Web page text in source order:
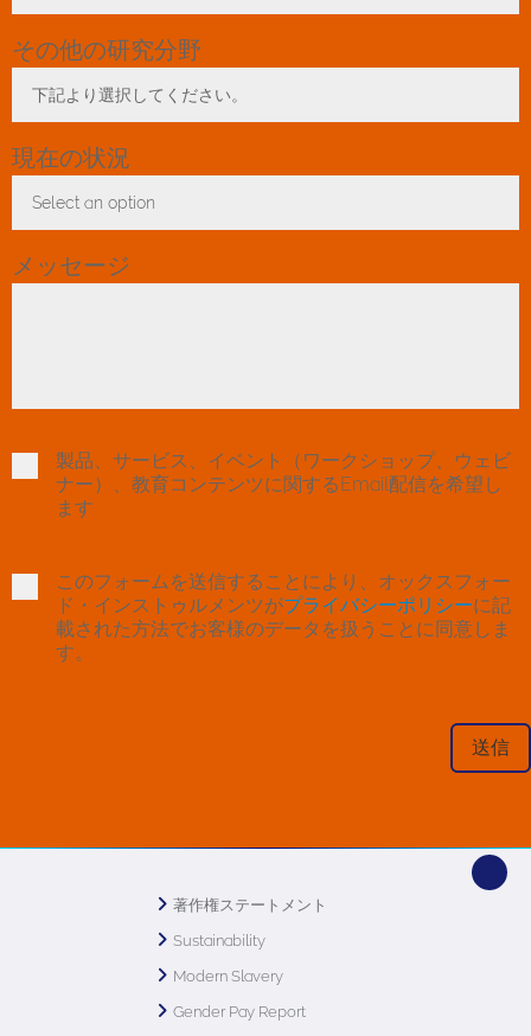
その他の研究分野
下記より選択してください。
現在の状況
Select an option
メッセージ
製品、サービス、イベント（ワークショップ、ウェビ
ナー）、教育コンテンツに関するEmail配信を希望し
ます
このフォームを送信することにより、オックスフォー
ド・インストゥルメンツがプライバシーポリシーに記
載された方法でお客様のデータを扱うことに同意しま
す。
著作権ステートメント
Sustainability
Modern Slavery
Gender Pay Report